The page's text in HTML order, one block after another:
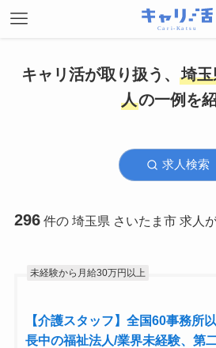
キャリ活が取り扱う、 埼
人の一例を
求人検索
296件の 埼玉県 さいたま市 求人
未経験から月給30万円以上
【介護スタッフ】全国60事務所
長中の福祉法人/業界未経験、第